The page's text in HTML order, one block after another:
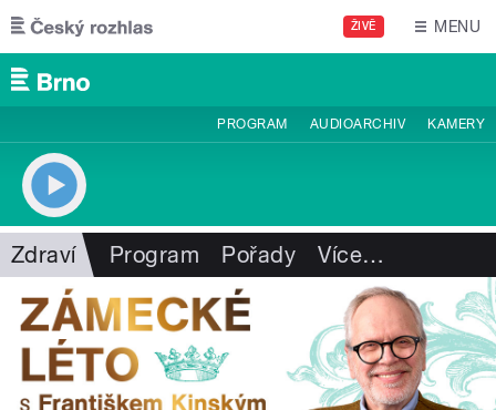
Přejít k hlavnímu obsahu
ŽIVĚ MENU
PROGRAM AUDIOARCHIV KAMERY
Zdraví Program Pořady Více…